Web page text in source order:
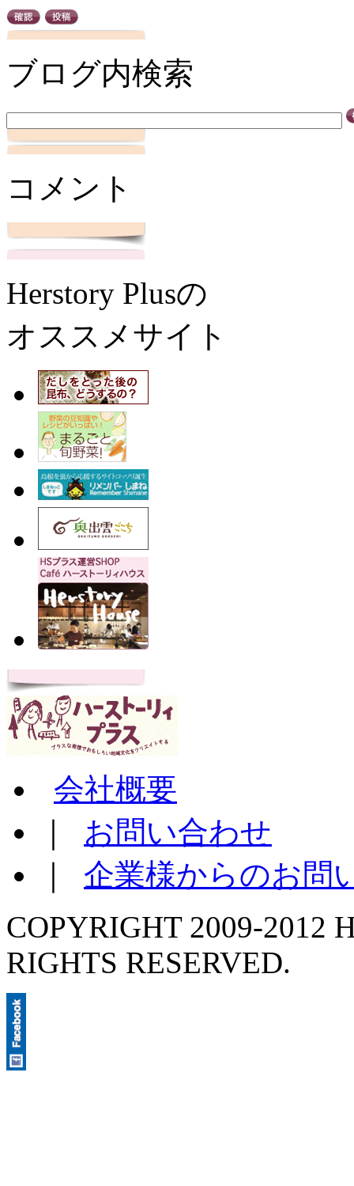
ブログ内検索
コメント
Herstory Plusの
オススメサイト
会社概要
お問い合わせ
企業様からのお問
COPYRIGHT 2009-2012
RIGHTS RESERVED.